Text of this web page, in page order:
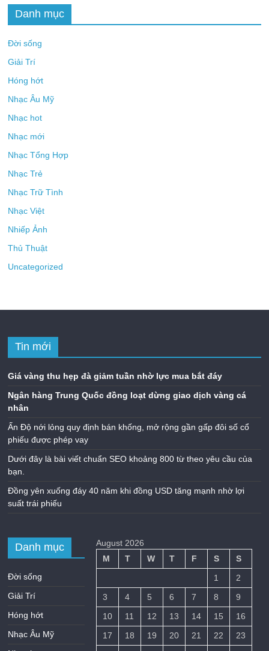
Danh mục
Đời sống
Giải Trí
Hóng hớt
Nhạc Âu Mỹ
Nhạc hot
Nhạc mới
Nhạc Tổng Hợp
Nhạc Trẻ
Nhạc Trữ Tình
Nhạc Việt
Nhiếp Ảnh
Thủ Thuật
Uncategorized
Tin mới
Giá vàng thu hẹp đà giảm tuần nhờ lực mua bắt đáy
Ngân hàng Trung Quốc đồng loạt dừng giao dịch vàng cá
nhân
Ấn Độ nới lỏng quy định bán khống, mở rộng gần gấp đôi số cổ
phiếu được phép vay
Dưới đây là bài viết chuẩn SEO khoảng 800 từ theo yêu cầu của
bạn.
Đồng yên xuống đáy 40 năm khi đồng USD tăng mạnh nhờ lợi
suất trái phiếu
Danh mục
Đời sống
Giải Trí
Hóng hớt
Nhạc Âu Mỹ
August 2026
M
T W T F S
S
1
2
3
4 5 6 7 8
9
10
11 12 13 14 15
16
17
18 19 20 21 22
23